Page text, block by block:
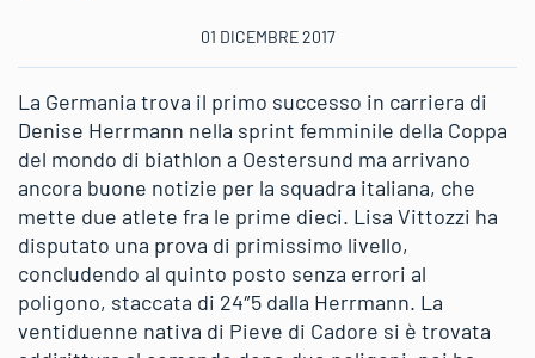
01 DICEMBRE 2017
La Germania trova il primo successo in carriera di
Denise Herrmann nella sprint femminile della Coppa
del mondo di biathlon a Oestersund ma arrivano
ancora buone notizie per la squadra italiana, che
mette due atlete fra le prime dieci. Lisa Vittozzi ha
disputato una prova di primissimo livello,
concludendo al quinto posto senza errori al
poligono, staccata di 24″5 dalla Herrmann. La
ventiduenne nativa di Pieve di Cadore si è trovata